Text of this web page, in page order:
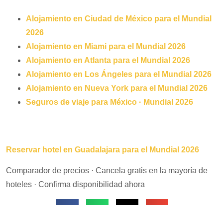
Alojamiento en Ciudad de México para el Mundial
2026
Alojamiento en Miami para el Mundial 2026
Alojamiento en Atlanta para el Mundial 2026
Alojamiento en Los Ángeles para el Mundial 2026
Alojamiento en Nueva York para el Mundial 2026
Seguros de viaje para México · Mundial 2026
Reservar hotel en Guadalajara para el Mundial 2026
Comparador de precios · Cancela gratis en la mayoría de
hoteles · Confirma disponibilidad ahora